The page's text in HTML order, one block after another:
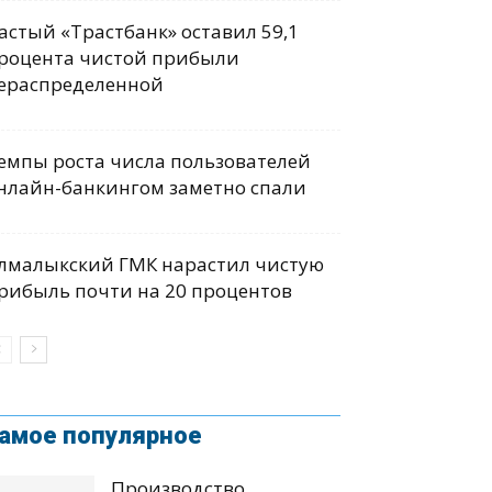
«Трастбанк» оставил 59,1
чистой прибыли
роста числа пользователей
банкингом заметно спали
ГМК нарастил чистую
почти на 20 процентов
популярное